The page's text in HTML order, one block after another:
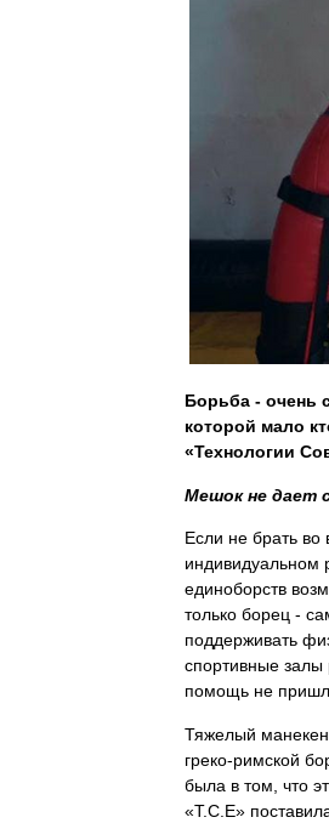
Борьба - очень
которой мало
«Технологии
Мешок не дает
Если не брать во
индивидуальном
единоборств
только борец -
поддерживать
спортивные залы
помощь не
Тяжелый
греко-римской
была в том, что
«Т.С.Е»